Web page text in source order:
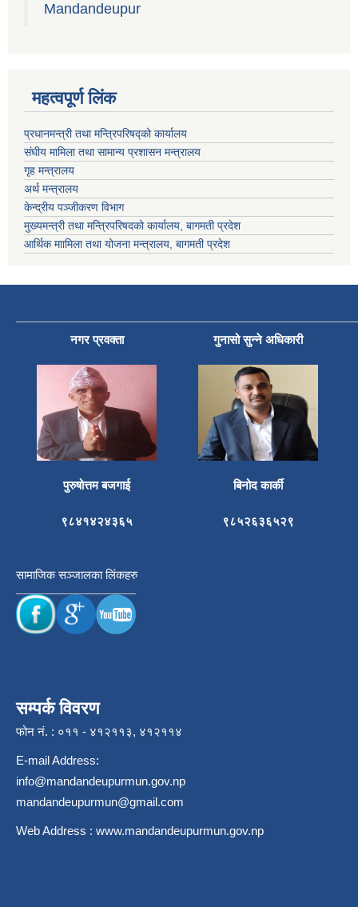
Mandandeupur
महत्वपूर्ण लिंक
प्रधानमन्त्री तथा मन्त्रिपरिषद्को कार्यालय
संघीय मामिला तथा सामान्य प्रशासन मन्त्रालय
गृह मन्त्रालय
अर्थ मन्त्रालय
केन्द्रीय पञ्जीकरण विभाग
मुख्यमन्त्री तथा मन्त्रिपरिषदको कार्यालय, बागमती प्रदेश
आर्थिक माामिला तथा योजना मन्त्रालय, बागमती प्रदेश
नगर प्रवक्ता गुनासो सुन्ने अधिकारी
पुरुषोत्तम बजगाई बिनोद कार्की
९८४१४२४३६५ ९८५२६३६५२९
सामाजिक सञ्जालका लिंकहरु
सम्पर्क विवरण
फोन नं. : ०११ - ४१२११३, ४१२११४
E-mail Address:
info@mandandeupurmun.gov.np
mandandeupurmun@gmail.com
Web Address : www.mandandeupurmun.gov.np